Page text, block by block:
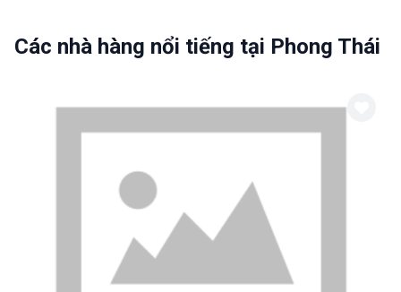
Các nhà hàng nổi tiếng tại Phong Thái